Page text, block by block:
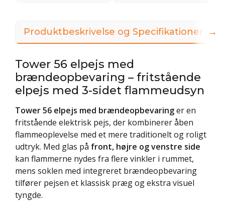
Produktbeskrivelse og Specifikationer
Tower 56 elpejs med
brændeopbevaring – fritstående
elpejs med 3-sidet flammeudsyn
Tower 56 elpejs med brændeopbevaringer en
fritstående elektrisk pejs, der kombinerer åben
flammeoplevelse med et mere traditionelt og roligt
udtryk. Med glas på front, højre og venstre side
kan flammerne nydes fra flere vinkler i rummet,
mens soklen med integreret brændeopbevaring
tilfører pejsen et klassisk præg og ekstra visuel
tyngde.
→